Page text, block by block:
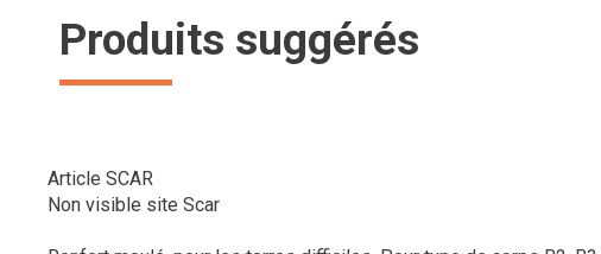
Produits suggérés
Article SCAR
Non visible site Scar